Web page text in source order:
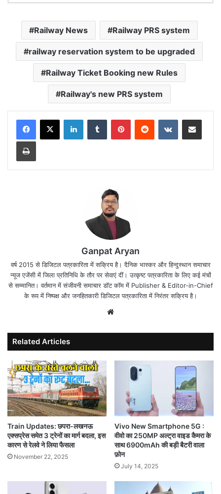
Railway News Railway PRS system
railway reservation system to be upgraded
Railway Ticket Booking new Rules
Railway's new PRS system
LinkedInTumblr PinterestReddit VKontakteShare via Email
Print
Ganpat Aryan
वर्ष 2015 से डिजिटल पत्रकारिता में सक्रिय है। दैनिक भास्कर और हिन्दुस्थान समाचार
न्यूज एजेंसी में जिला प्रतिनिधि के तौर पर सेवाएं दीं। उत्कृष्ट पत्रकारिता के लिए कई मंचों
से सम्मानित। वर्तमान में संजीवनी समाचार डॉट कॉम में Publisher & Editor-in-Chief
के रूप में निष्पक्ष और जनहितकारी डिजिटल पत्रकारिता में निरंतर सक्रिय है।
Related Articles
Train Updates: छपरा-लखनऊ
एक्सप्रेस समेत 3 ट्रेनों का मार्ग बदला, इस
कारण से रेलवे ने लिया फैसला
November 22, 2025
Vivo New Smartphone 5G :
वीवो का 250MP अल्ट्रा वाइड कैमरा के
साथ 6900mAh की बड़ी बैटरी वाला
फ़ोन
July 14, 2025